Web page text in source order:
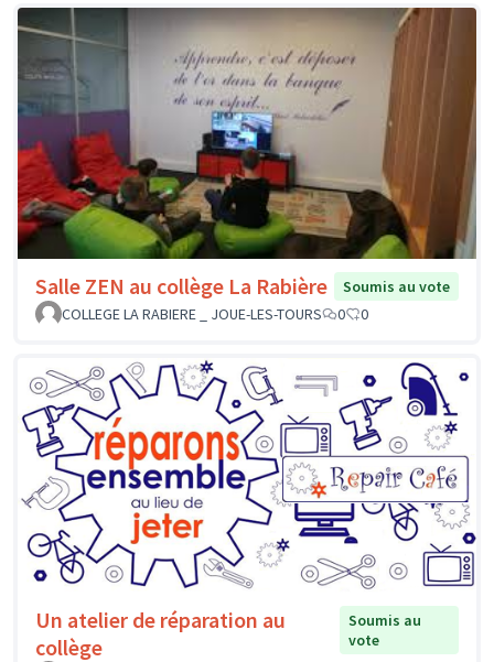
Salle ZEN au collège La Rabière
Soumis au vote
COLLEGE LA RABIERE _ JOUE-LES-TOURS
0 0
Un atelier de réparation au
collège
Soumis au
vote